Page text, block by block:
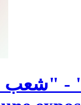
"شعبفانتصر" -